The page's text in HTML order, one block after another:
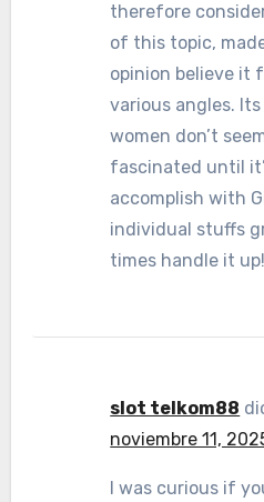
therefore
of this topic,
opinion believe it
various angles.
women don’t
fascinated until
accomplish with
individual stuffs
times handle it up!
slot telkom88
noviembre 11,
I was curious if